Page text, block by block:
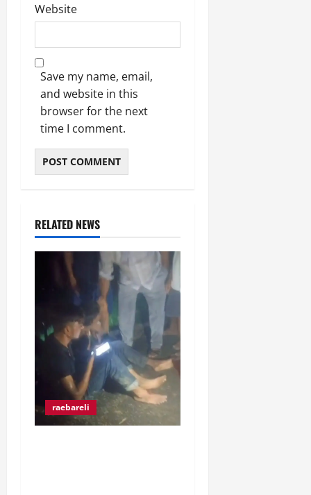
Website
Save my name, email,
and website in this
browser for the next
time I comment.
RELATED NEWS
raebareli